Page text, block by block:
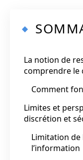
La notion de
comprendre le
Comment
Limites et
discrétion et
Limitation de
l’information